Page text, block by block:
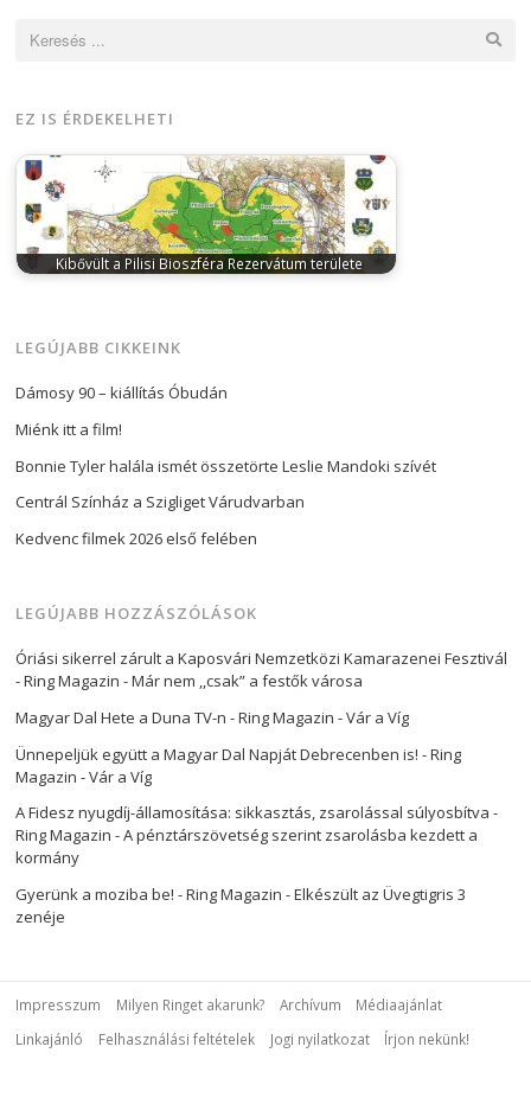
Keresés:
EZ IS ÉRDEKELHETI
Kibővült a Pilisi Bioszféra Rezervátum területe
LEGÚJABB CIKKEINK
Dámosy 90 – kiállítás Óbudán
Miénk itt a film!
Bonnie Tyler halála ismét összetörte Leslie Mandoki szívét
Centrál Színház a Szigliget Várudvarban
Kedvenc filmek 2026 első felében
LEGÚJABB HOZZÁSZÓLÁSOK
Óriási sikerrel zárult a Kaposvári Nemzetközi Kamarazenei Fesztivál
- Ring Magazin -Már nem ,,csak” a festők városa
Magyar Dal Hete a Duna TV-n - Ring Magazin -Vár a Víg
Ünnepeljük együtt a Magyar Dal Napját Debrecenben is! - Ring
Magazin -Vár a Víg
A Fidesz nyugdíj-államosítása: sikkasztás, zsarolással súlyosbítva -
Ring Magazin -A pénztárszövetség szerint zsarolásba kezdett a
kormány
Gyerünk a moziba be! - Ring Magazin -Elkészült az Üvegtigris 3
zenéje
Impresszum Milyen Ringet akarunk? Archívum
Médiaajánlat
Linkajánló
Felhasználási feltételek Jogi nyilatkozat Írjon nekünk!